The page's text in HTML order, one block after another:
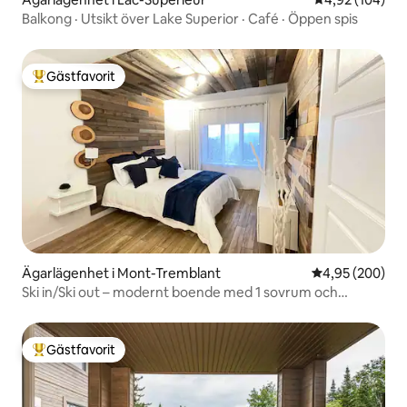
Balkong · Utsikt över Lake Superior · Café · Öppen spis
Populär gästfavorit
Gästfavorit
Ägarlägenhet i Mont-Tremblant 4,95 av 5 i
4,95 (200)
Ski in/Ski out – modernt boende med 1 sovrum och
Populär gästfavorit
Gästfavorit